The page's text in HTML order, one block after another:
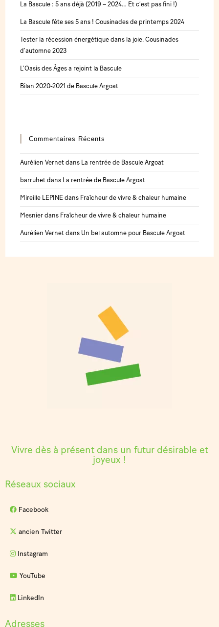
La Bascule : 5 ans déjà (2019 – 2024… Et c’est pas fini !)
La Bascule fête ses 5 ans ! Cousinades de printemps 2024
Tester la récession énergétique dans la joie. Cousinades
d’automne 2023
L’Oasis des Âges a rejoint la Bascule
Bilan 2020-2021 de Bascule Argoat
Commentaires Récents
Aurélien Vernet dans La rentrée de Bascule Argoat
barruhet dans La rentrée de Bascule Argoat
Mireille LEPINE dans Fraîcheur de vivre & chaleur humaine
Mesnier dans Fraîcheur de vivre & chaleur humaine
Aurélien Vernet dans Un bel automne pour Bascule Argoat
Vivre dès à présent dans un futur désirable et
joyeux !
Réseaux sociaux
Facebook
ancien Twitter
Instagram
YouTube
LinkedIn
Adresses